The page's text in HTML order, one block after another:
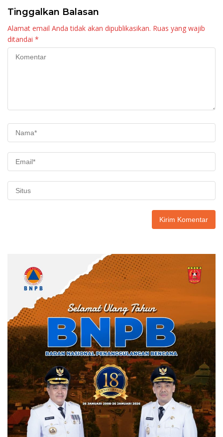
Tinggalkan Balasan
Alamat email Anda tidak akan dipublikasikan. Ruas yang wajib
ditandai *